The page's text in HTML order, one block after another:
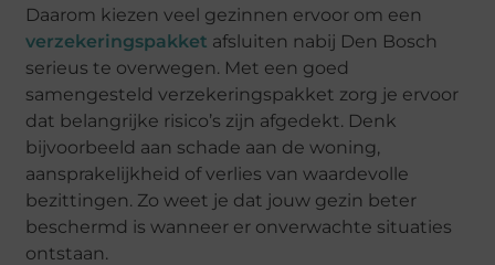
Daarom kiezen veel gezinnen ervoor om een
verzekeringspakket afsluiten nabij Den Bosch
serieus te overwegen. Met een goed
samengesteld verzekeringspakket zorg je ervoor
dat belangrijke risico’s zijn afgedekt. Denk
bijvoorbeeld aan schade aan de woning,
aansprakelijkheid of verlies van waardevolle
bezittingen. Zo weet je dat jouw gezin beter
beschermd is wanneer er onverwachte situaties
ontstaan.